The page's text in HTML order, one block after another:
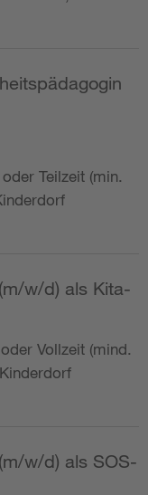
Teilzeit (min.
w/d) als Kita-
Vollzeit (mind.
w/d) als SOS-